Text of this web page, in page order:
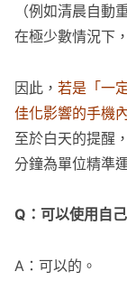
（例如清晨自動
在極少數情況下
因此， 若是「一
佳化影響的手機
至於白天的提醒
分鐘為單位精準
Q：可以使用自
A：可以的。